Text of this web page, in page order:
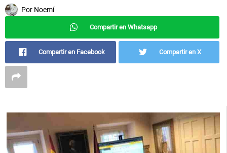
Por Noemí
Compartir en Whatsapp
Compartir en Facebook Compartir en X